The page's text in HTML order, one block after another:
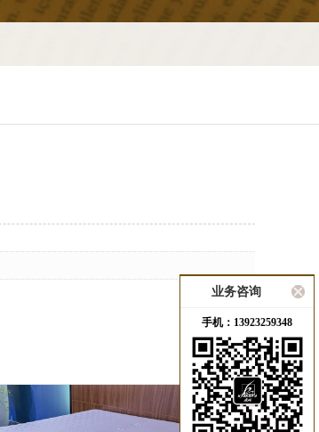
业务咨询
手机：13923259348